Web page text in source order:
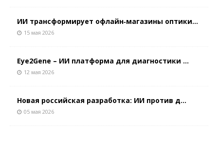
ИИ трансформирует офлайн‑магазины оптики...
15 мая 2026
Eye2Gene – ИИ платформа для диагностики ...
12 мая 2026
Новая российская разработка: ИИ против д...
05 мая 2026